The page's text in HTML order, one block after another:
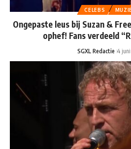
CELEBS
Ongepaste leus bij Suzan &
ophef! Fans verdeeld
SGXL Redactie 4